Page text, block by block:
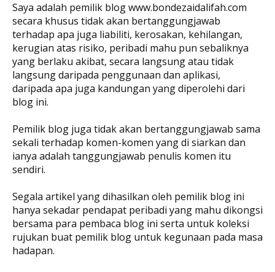
Saya adalah pemilik blog www.bondezaidalifah.com
secara khusus tidak akan bertanggungjawab
terhadap apa juga liabiliti, kerosakan, kehilangan,
kerugian atas risiko, peribadi mahu pun sebaliknya
yang berlaku akibat, secara langsung atau tidak
langsung daripada penggunaan dan aplikasi,
daripada apa juga kandungan yang diperolehi dari
blog ini.
Pemilik blog juga tidak akan bertanggungjawab sama
sekali terhadap komen-komen yang di siarkan dan
ianya adalah tanggungjawab penulis komen itu
sendiri.
Segala artikel yang dihasilkan oleh pemilik blog ini
hanya sekadar pendapat peribadi yang mahu dikongsi
bersama para pembaca blog ini serta untuk koleksi
rujukan buat pemilik blog untuk kegunaan pada masa
hadapan.